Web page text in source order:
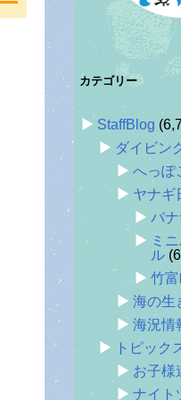
カテゴリー
StaffBlog
ダイビン
へっぽ
ヤナギ
バ
ミ
ル
竹
海の生
海況情
トピック
お子様
ナイト